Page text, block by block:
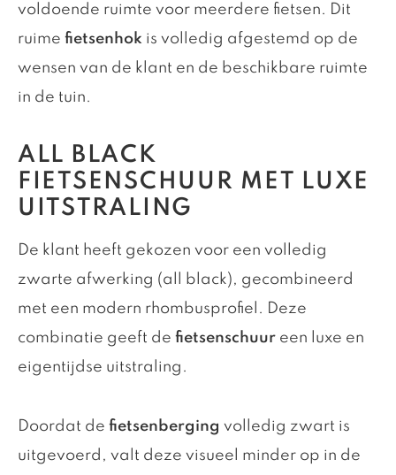
voldoende ruimte voor meerdere fietsen. Dit
ruime fietsenhok is volledig afgestemd op de
wensen van de klant en de beschikbare ruimte
in de tuin.
ALL BLACK
FIETSENSCHUUR MET LUXE
UITSTRALING
De klant heeft gekozen voor een volledig
zwarte afwerking (all black), gecombineerd
met een modern rhombusprofiel. Deze
combinatie geeft de fietsenschuur een luxe en
eigentijdse uitstraling.
Doordat de fietsenberging volledig zwart is
uitgevoerd, valt deze visueel minder op in de